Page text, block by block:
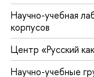
Научно-учебная
корпусов
Центр «Русский
Научно-учебные